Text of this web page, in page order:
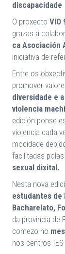
discapacidade
O proxecto VIO
grazas á
ca Asociación
iniciativa de
Entre os
promover
diversidade e
violencia
edición ponse
violencia cada
mocidade
facilitadas
sexual dixital.
Nesta nova
estudantes de
Bacharelato,
da provincia de
comezo no
nos centros